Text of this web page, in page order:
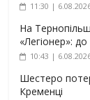
11:30 |
На
«Легіонер»:
10:43 |
Шестеро
Кременці